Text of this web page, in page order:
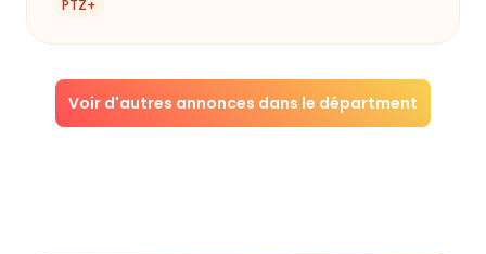
PTZ+
Voir d'autres annonces dans le départment